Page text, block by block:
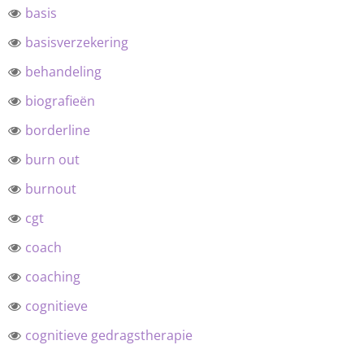
basis
basisverzekering
behandeling
biografieën
borderline
burn out
burnout
cgt
coach
coaching
cognitieve
cognitieve gedragstherapie